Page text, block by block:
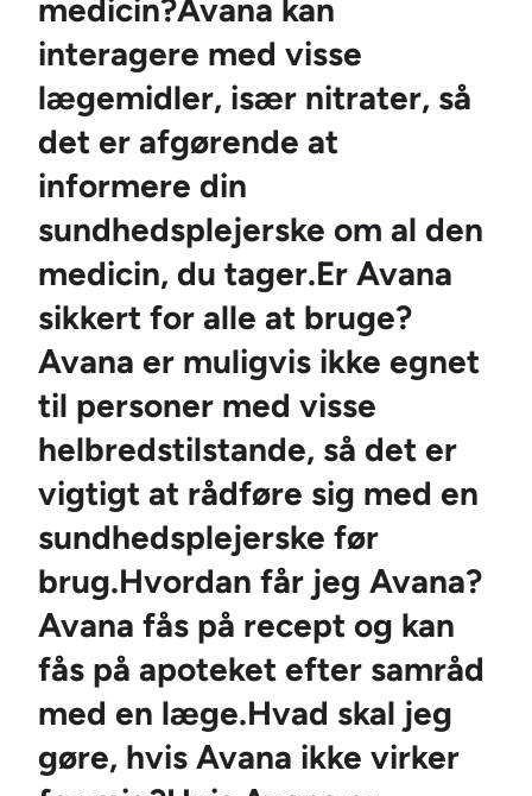
medicin?Avana kan
interagere med visse
lægemidler, især nitrater, så
det er afgørende at
informere din
sundhedsplejerske om al den
medicin, du tager.Er Avana
sikkert for alle at bruge?
Avana er muligvis ikke egnet
til personer med visse
helbredstilstande, så det er
vigtigt at rådføre sig med en
sundhedsplejerske før
brug.Hvordan får jeg Avana?
Avana fås på recept og kan
fås på apoteket efter samråd
med en læge.Hvad skal jeg
gøre, hvis Avana ikke virker